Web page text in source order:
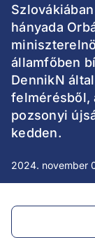
hányada
államfőben
DennikN
felmérésből,
pozsonyi
kedden.
2024. november